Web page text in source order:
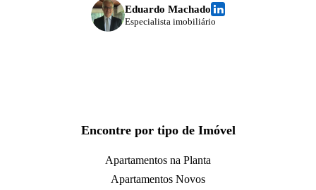
Eduardo Machado
Especialista imobiliário
Encontre por tipo de Imóvel
Apartamentos na Planta
Apartamentos Novos